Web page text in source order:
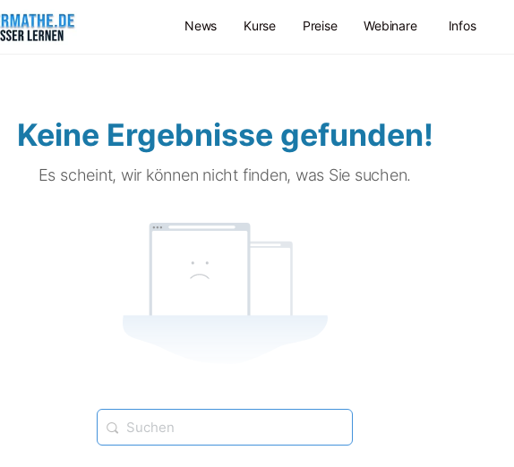
News Kurse Preise Webinare Infos
Keine Ergebnisse gefunden!
Es scheint, wir können nicht finden, was Sie suchen.